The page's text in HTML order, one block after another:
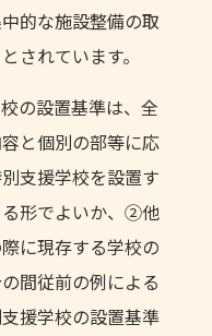
的な施設整備の取
されています。
の設置基準は、全
と個別の部等に応
支援学校を設置す
る形でよいか、②他
に現存する学校の
間従前の例による
援学校の設置基準